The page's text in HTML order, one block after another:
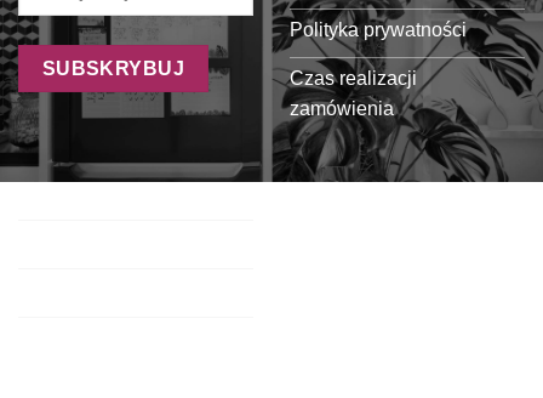
Polityka prywatności
Czas realizacji
zamówienia